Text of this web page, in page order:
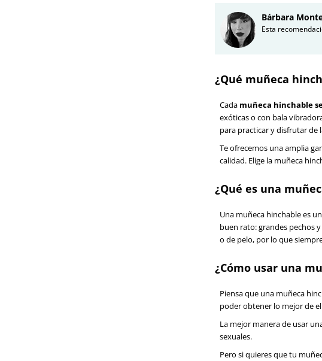
Bárbara
Esta
¿Qué muñeca
Cada muñeca hinchable
exóticas o con bala
para practicar y disfrutar de
Te ofrecemos una amplia
calidad. Elige la muñeca
¿Qué es una
Una muñeca hinchable es
buen rato: grandes pechos
o de pelo, por lo que
¿Cómo usar una
Piensa que una muñeca
poder obtener lo mejor de
La mejor manera de usar
sexuales.
Pero si quieres que tu